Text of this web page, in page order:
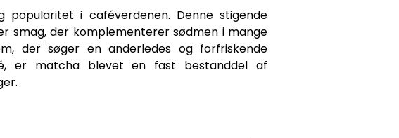
i caféverdenen. Denne stigende
smag, der komplementerer sødmen i mange
der søger en anderledes og forfriskende
er matcha blevet en fast bestanddel af